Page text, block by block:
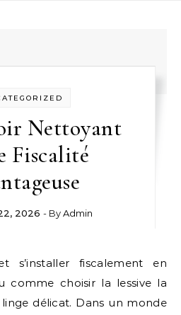
Nettoyant
Fiscalité
2026 - ByAdmin
comme choisir la lessive la
délicat. Dans un monde